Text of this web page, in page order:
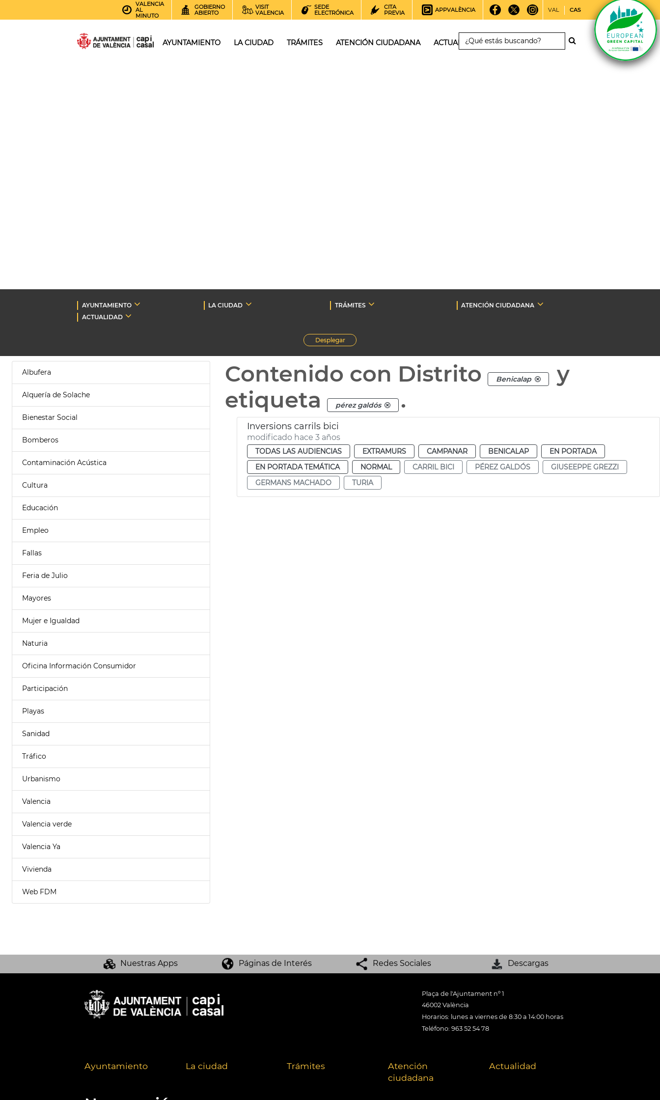
VALENCIA
AL
MINUTO
GOBIERNO
ABIERTO
VISIT
VALENCIA
SEDE
ELECTRÓNICA
CITA
PREVIA
APPVALÈNCIA VAL CAS
AYUNTAMIENTO LA CIUDAD TRÁMITES ATENCIÓN CIUDADANA ACTUALIDAD
AYUNTAMIENTO LA CIUDAD TRÁMITES
ATENCIÓN CIUDADANA
ACTUALIDAD
Desplegar
Albufera
Alquería de Solache
Bienestar Social
Bomberos
Contaminación Acústica
Cultura
Educación
Empleo
Fallas
Feria de Julio
Mayores
Mujer e Igualdad
Naturia
Oficina Información Consumidor
Participación
Playas
Sanidad
Tráfico
Urbanismo
Valencia
Valencia verde
Valencia Ya
Vivienda
Web FDM
Contenido con Distrito Benicalap
y
etiqueta
pérez galdós .
Inversions carrils bici
modificado hace 3 años
TODAS LAS AUDIENCIAS EXTRAMURS CAMPANAR BENICALAP
EN PORTADA
EN PORTADA TEMÁTICA
NORMAL CARRIL BICI PÉREZ GALDÓS
GIUSEEPPE GREZZI
GERMANS MACHADO
TURIA
Nuestras Apps Páginas de Interés Redes Sociales Descargas
Plaça de l'Ajuntament nº 1
46002 València
Horarios: lunes a viernes de 8:30 a 14:00 horas
Teléfono: 963 52 54 78
Ayuntamiento La ciudad Trámites
Atención
ciudadana
Actualidad